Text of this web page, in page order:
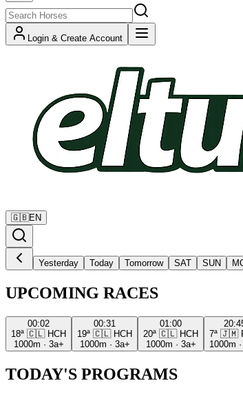
Login & Create Account
🇬🇧EN
Yesterday Today Tomorrow SAT SUN
UPCOMING RACES
00:02
18ª 🇨🇱 HCH
1000m · 3a+
00:31
19ª 🇨🇱 HCH
1000m · 3a+
01:00
20ª 🇨🇱 HCH
1000m · 3a+
7ª 🇯🇲
1000m ·
TODAY'S PROGRAMS